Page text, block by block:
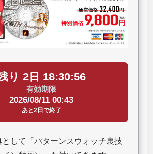
り 2日 18:30:55
有効期限
2026/08/11 00:43
あと2日で終了
として「パターンスウォッチ裏技